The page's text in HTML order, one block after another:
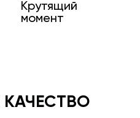
Крутящий
момент
КАЧЕСТВО